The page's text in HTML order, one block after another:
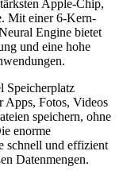
Apple-Chip,
Mit einer 6-Kern-
Engine bietet
und eine hohe
Speicherplatz
Apps, Fotos, Videos
speichern, ohne
enorme
schnell und effizient
Datenmengen.